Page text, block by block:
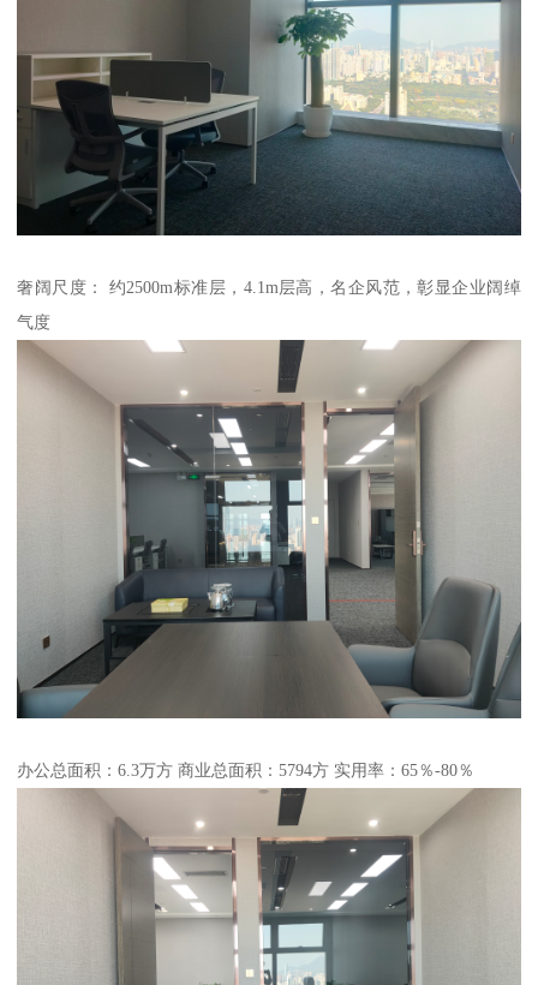
奢阔尺度： 约2500m标准层，4.1m层高，名企风范，彰显企业阔绰
气度
办公总面积：6.3万方 商业总面积：5794方 实用率：65％-80％